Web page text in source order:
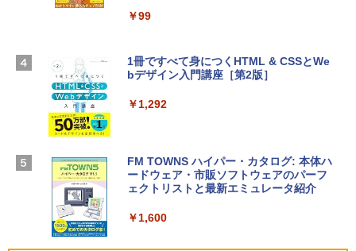
スプレイ、16GBユニファイドメモリ、1
D - シルバー
SSD インテル Core 5
￥129,800
￥39,582
Robloxギフトカード - 2,000 Robux 【限
定バーチャルアイテムを含む】 【オンラ
ラインコード版
Windows版 | Minecraft (マインクラフ
ト): Java & Bedrock Edition | オンライ
￥99
1冊ですべて身につくHTML & CSSとWe
bデザイン入門講座［第2版］
￥1,292
FM TOWNS ハイパー・カタログ: 本体ハ
ードウェア・市販ソフトウェアのパーフ
ェクトリストと最新エミュレータ紹介
￥1,600